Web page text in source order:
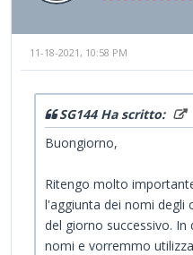
11-18-2021, 10:58 PM
SG144 Ha scritto:
Buongiorno,
Ritengo molto
l'aggiunta dei nomi degli
del giorno successivo.
nomi e vorremmo